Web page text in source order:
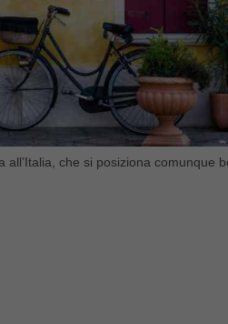
che si posiziona comunque